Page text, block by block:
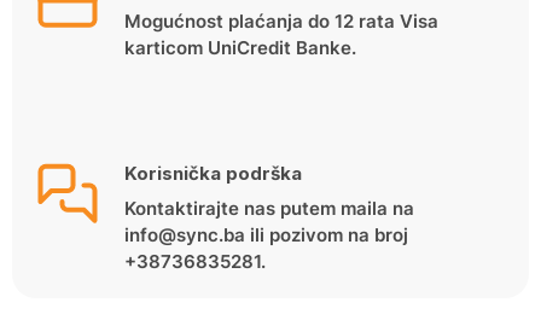
Mogućnost plaćanja do 12 rata Visa
karticom UniCredit Banke.
Korisnička podrška
Kontaktirajte nas putem maila na
info@sync.ba ili pozivom na broj
+38736835281.